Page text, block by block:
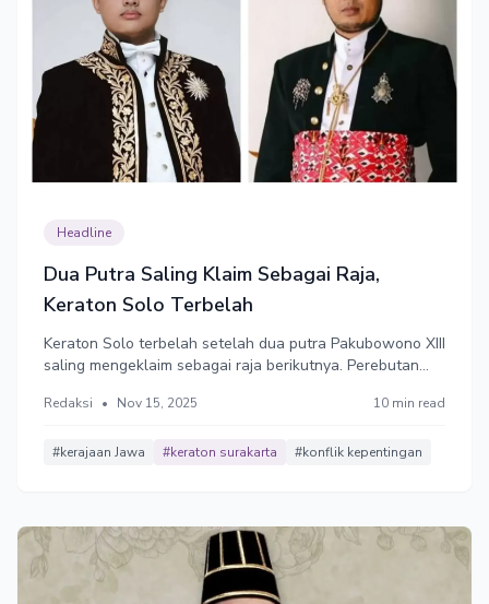
Headline
Dua Putra Saling Klaim Sebagai Raja,
Keraton Solo Terbelah
Keraton Solo terbelah setelah dua putra Pakubowono XIII
saling mengeklaim sebagai raja berikutnya. Perebutan
Redaksi • Nov 15, 2025 10 min read
#kerajaan Jawa #keraton surakarta #konflik kepentingan